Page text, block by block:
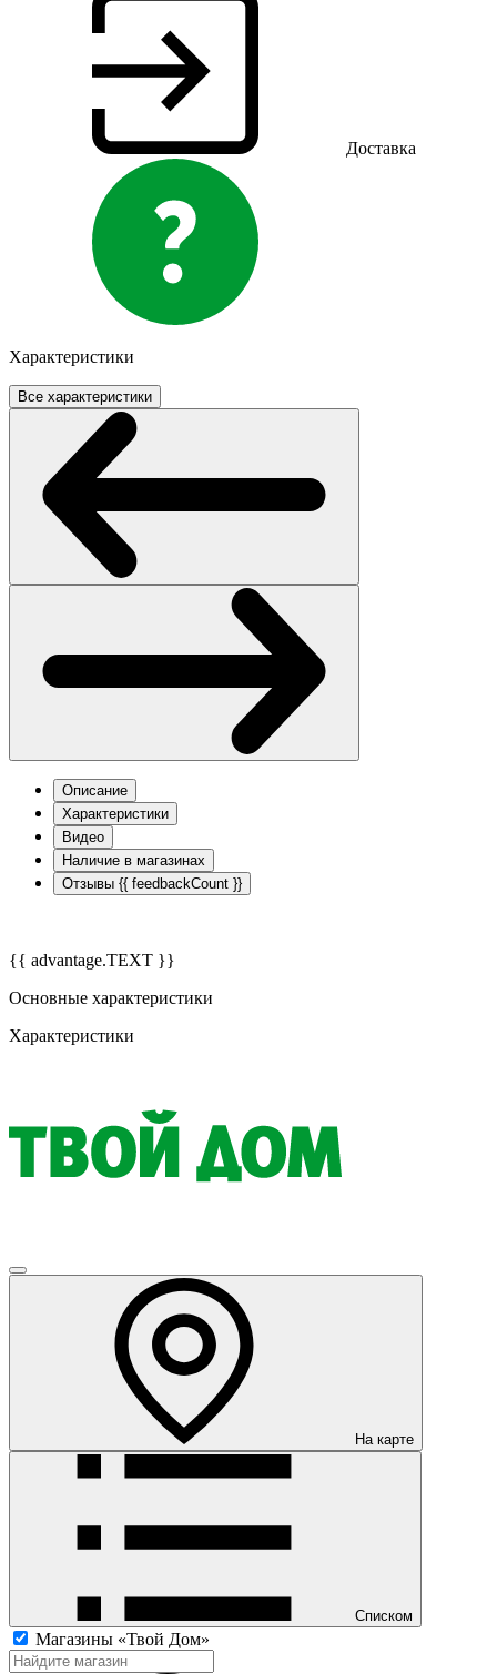
Доставка
Характеристики
Все характеристики
Описание
Характеристики
Видео
Наличие в магазинах
Отзывы {{ feedbackCount }}
{{ advantage.TEXT }}
Основные характеристики
Характеристики
На карте
Списком
Магазины «Твой Дом»